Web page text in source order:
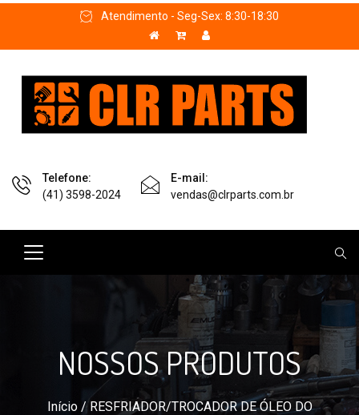
Atendimento - Seg-Sex: 8:30-18:30
Telefone:
(41) 3598-2024
E-mail:
vendas@clrparts.com.br
NOSSOS PRODUTOS
Início/RESFRIADOR/TROCADOR DE ÓLEO DO